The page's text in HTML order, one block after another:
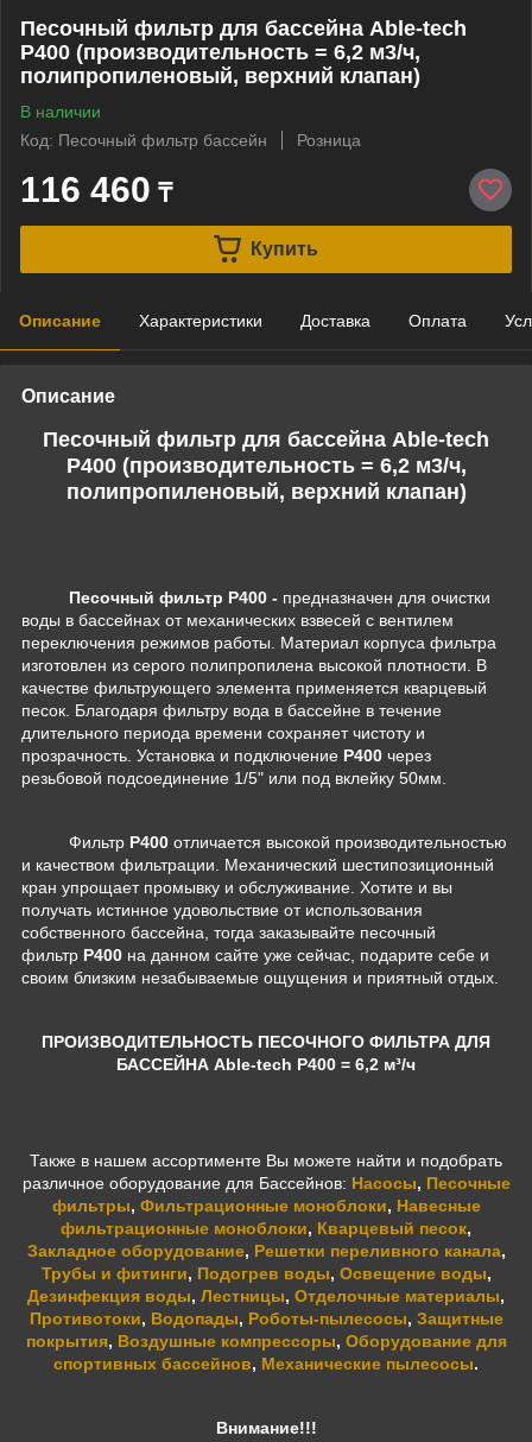
Песочный фильтр для бассейна Able-tech
P400 (производительность = 6,2 м3/ч,
полипропиленовый, верхний клапан)
В наличии
Код: Песочный фильтр бассейн
Розница
116 460 ₸
Купить
Описание Характеристики Доставка Оплата
Описание
Песочный фильтр для бассейна Able-tech
P400 (производительность = 6,2 м3/ч,
полипропиленовый, верхний клапан)
Песочный фильтр P400 - предназначен для очистки
воды в бассейнах от механических взвесей с вентилем
переключения режимов работы. Материал корпуса фильтра
изготовлен из серого полипропилена высокой плотности. В
качестве фильтрующего элемента применяется кварцевый
песок. Благодаря фильтру вода в бассейне в течение
длительного периода времени сохраняет чистоту и
прозрачность. Установка и подключение P400 через
резьбовой подсоединение 1/5" или под вклейку 50мм.
Фильтр P400 отличается высокой производительностью
и качеством фильтрации. Механический шестипозиционный
кран упрощает промывку и обслуживание. Хотите и вы
получать истинное удовольствие от использования
собственного бассейна, тогда заказывайте песочный
фильтр P400 на данном сайте уже сейчас, подарите себе и
своим близким незабываемые ощущения и приятный отдых.
ПРОИЗВОДИТЕЛЬНОСТЬ ПЕСОЧНОГО ФИЛЬТРА ДЛЯ
БАССЕЙНА Able-tech P400 = 6,2 м³/ч
Также в нашем ассортименте Вы можете найти и подобрать
различное оборудование для Бассейнов: Насосы, Песочные
фильтры, Фильтрационные моноблоки, Навесные
фильтрационные моноблоки, Кварцевый песок,
Закладное оборудование, Решетки переливного канала,
Трубы и фитинги, Подогрев воды, Освещение воды,
Дезинфекция воды, Лестницы, Отделочные материалы,
Противотоки, Водопады, Роботы-пылесосы, Защитные
покрытия, Воздушные компрессоры, Оборудование для
спортивных бассейнов, Механические пылесосы.
Внимание!!!